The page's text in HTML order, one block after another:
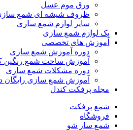
ورق موم عسل
ظروف شیشه ای شمع
سایر لوازم شمع سازی
پک لوازم شمع سازی
آموزش های تخصصی
دوره آموزش شمع سازی
آموزش ساخت شمع رنگین
دوره مشکلات شمع سازی
آموزش شمع سازی رایگان در ۱۵دقیقه +
مجله پرفکت کندل
شمع پرفکت
فروشگاه
شمع ساز شو